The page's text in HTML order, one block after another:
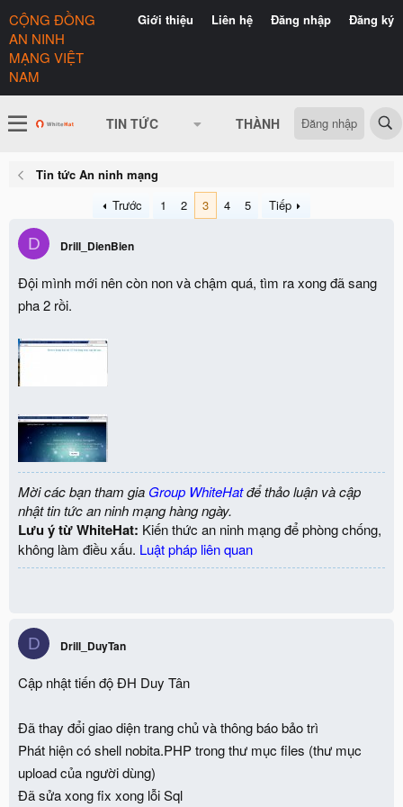
Giới thiệu Liên hệ Đăng nhập Đăng ký
CỘNG ĐỒNG
AN NINH
MẠNG VIỆT
NAM
TIN TỨC THÀNH VIÊN CÓ GÌ
Đăng nhập
Tin tức An ninh mạng
Trước
1 2 3 4 5 Tiếp
D Drill_DienBien
Đội mình mới nên còn non và chậm quá, tìm ra xong đã sang
pha 2 rồi.
Mời các bạn tham gia Group WhiteHatđể thảo luận và cập
nhật tin tức an ninh mạng hàng ngày.
Lưu ý từ WhiteHat: Kiến thức an ninh mạng để phòng chống,
không làm điều xấu. Luật pháp liên quan
D Drill_DuyTan
Cập nhật tiến độ ĐH Duy Tân
Đã thay đổi giao diện trang chủ và thông báo bảo trì
Phát hiện có shell nobita.PHP trong thư mục files (thư mục
upload của người dùng)
Đã sửa xong fix xong lỗi Sql